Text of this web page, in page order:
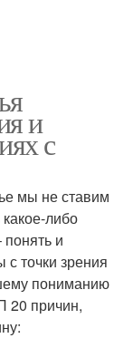
и
с
мы не ставим
либо
и
точки зрения
пониманию
20 причин,